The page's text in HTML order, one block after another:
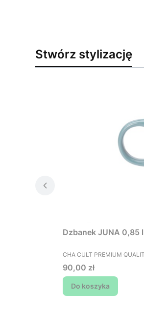
Stwórz stylizację
Dzbanek
PRODUCENT
CHA CULT PREMIUM
Cena
90,00 zł
Do koszyka